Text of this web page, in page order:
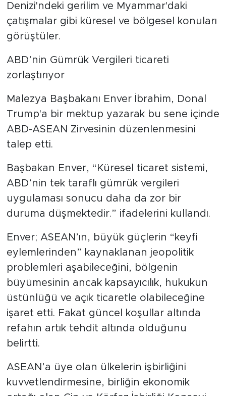
Denizi'ndeki gerilim ve Myammar'daki
çatışmalar gibi küresel ve bölgesel konuları
görüştüler.
ABD’nin Gümrük Vergileri ticareti
zorlaştırıyor
Malezya Başbakanı Enver İbrahim, Donal
Trump'a bir mektup yazarak bu sene içinde
ABD-ASEAN Zirvesinin düzenlenmesini
talep etti.
Başbakan Enver, “Küresel ticaret sistemi,
ABD’nin tek taraflı gümrük vergileri
uygulaması sonucu daha da zor bir
duruma düşmektedir.” ifadelerini kullandı.
Enver; ASEAN’ın, büyük güçlerin “keyfi
eylemlerinden” kaynaklanan jeopolitik
problemleri aşabileceğini, bölgenin
büyümesinin ancak kapsayıcılık, hukukun
üstünlüğü ve açık ticaretle olabileceğine
işaret etti. Fakat güncel koşullar altında
refahın artık tehdit altında olduğunu
belirtti.
ASEAN’a üye olan ülkelerin işbirliğini
kuvvetlendirmesine, birliğin ekonomik